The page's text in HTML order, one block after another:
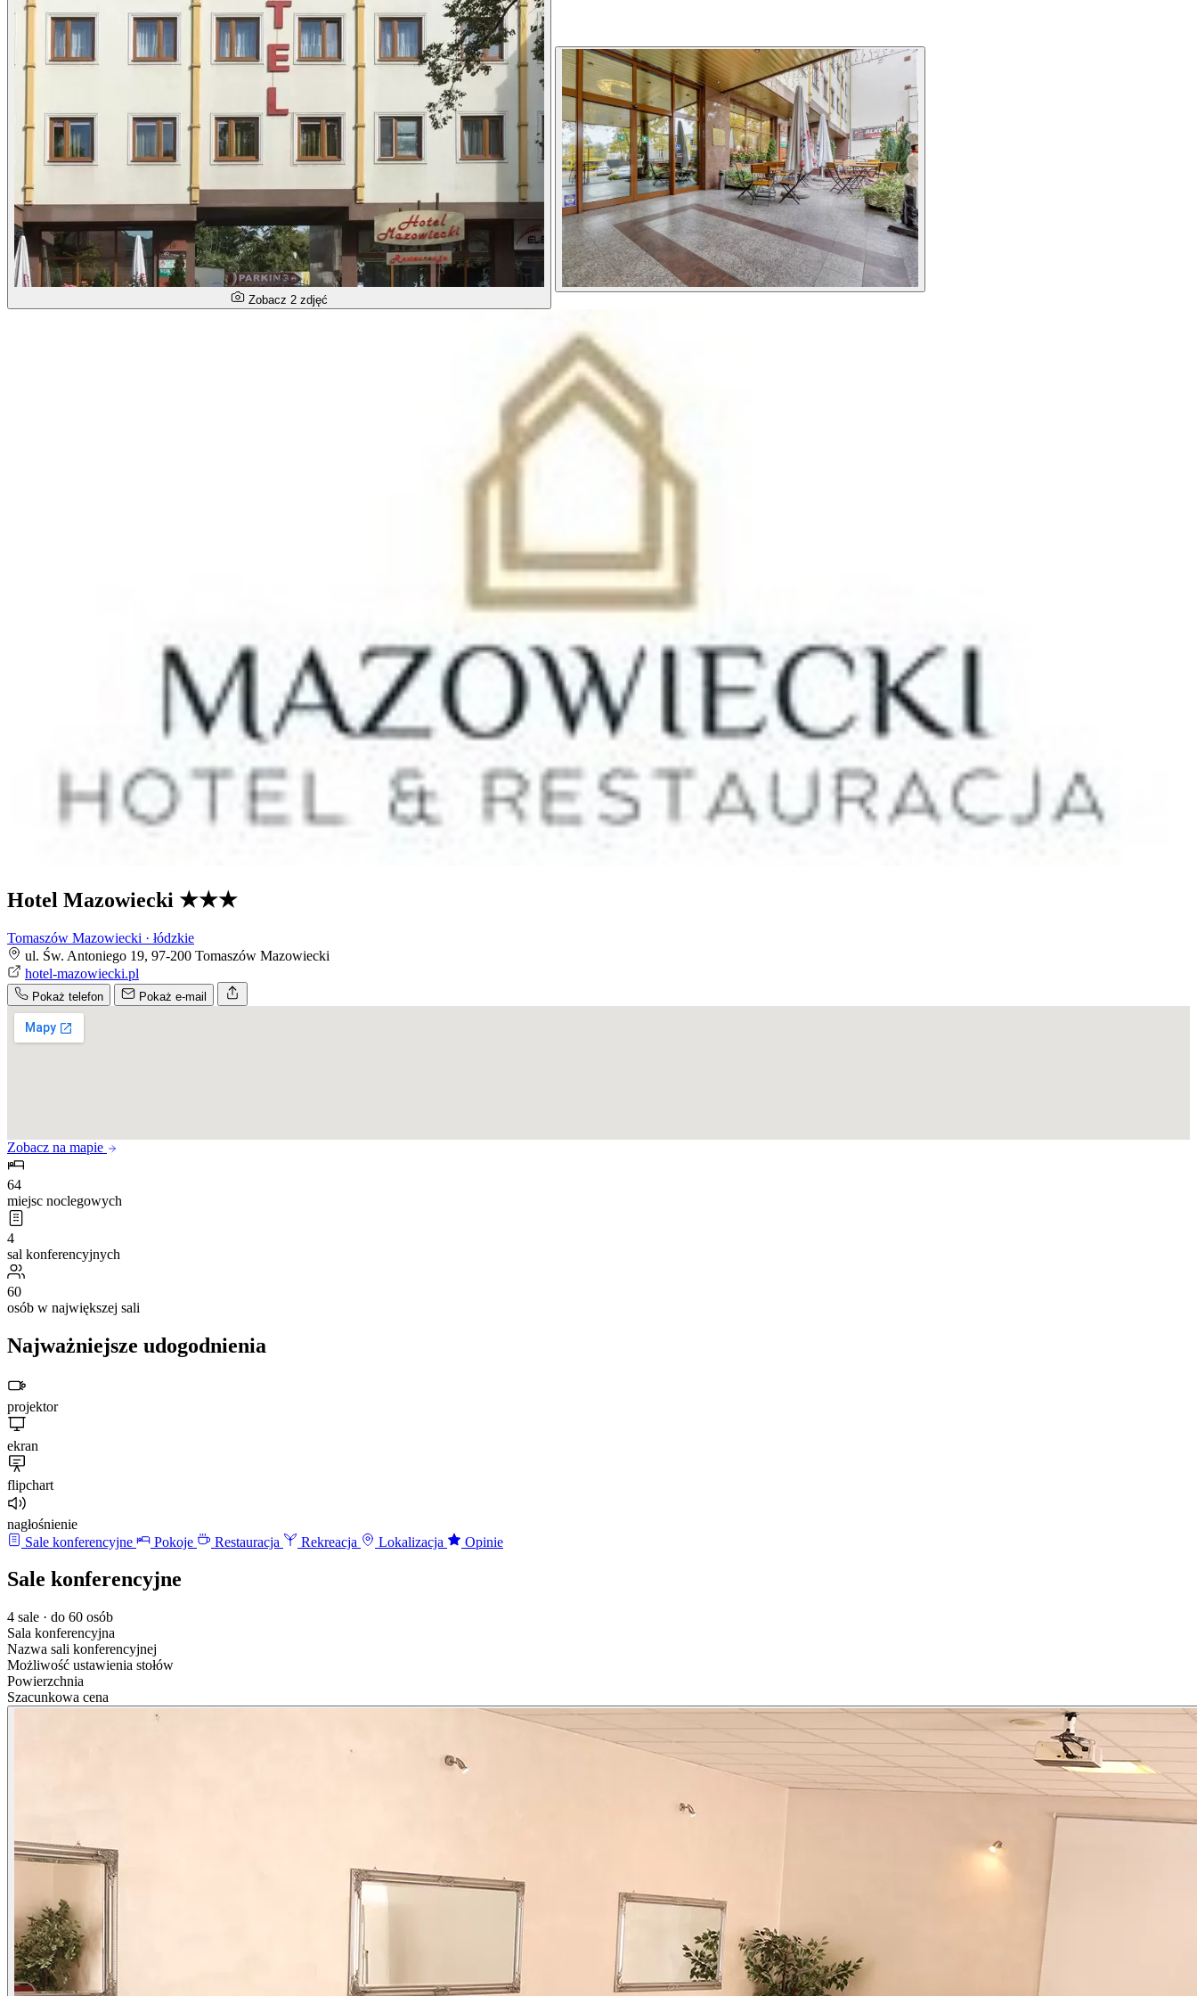
Zobacz 2 zdjęć
Hotel Mazowiecki ★★★
Tomaszów Mazowiecki · łódzkie
ul. Św. Antoniego 19, 97-200 Tomaszów Mazowiecki
hotel-mazowiecki.pl
Pokaż telefon Pokaż e-mail
Zobacz na mapie
64
miejsc noclegowych
4
sal konferencyjnych
60
osób w największej sali
Najważniejsze udogodnienia
projektor
ekran
flipchart
nagłośnienie
Sale konferencyjne
Pokoje Restauracja Rekreacja Lokalizacja Opinie
Sale konferencyjne
4 sale · do 60 osób
Sala konferencyjna
Nazwa sali konferencyjnej
Możliwość ustawienia stołów
Powierzchnia
Szacunkowa cena